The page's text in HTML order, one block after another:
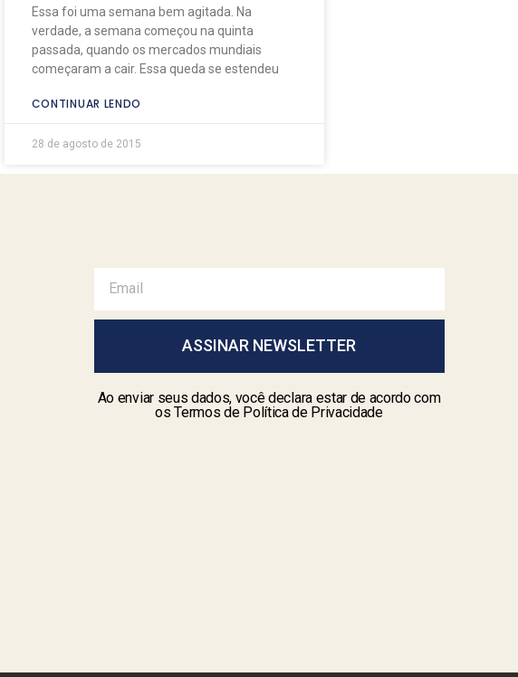
Essa foi uma semana bem agitada. Na
verdade, a semana começou na quinta
passada, quando os mercados mundiais
começaram a cair. Essa queda se estendeu
CONTINUAR LENDO
28 de agosto de 2015
ASSINAR NEWSLETTER
Ao enviar seus dados, você declara estar de acordo com
os Termos de Política de Privacidade